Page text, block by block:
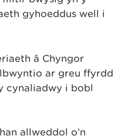
gyhoeddus well i
â Chyngor
ar greu ffyrdd
cynaliadwy i bobl
allweddol o’n